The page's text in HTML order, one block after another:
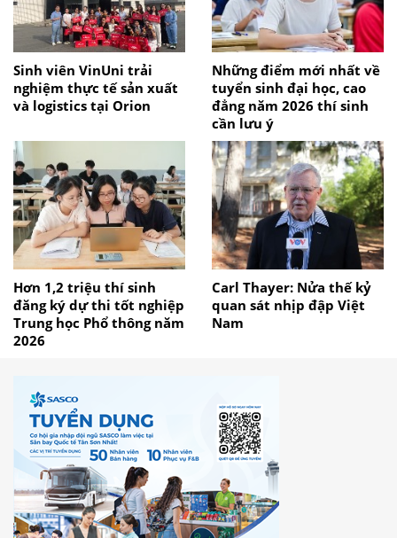
Sinh viên VinUni trải
nghiệm thực tế sản xuất
và logistics tại Orion
Những điểm mới nhất về
tuyển sinh đại học, cao
đẳng năm 2026 thí sinh
cần lưu ý
Hơn 1,2 triệu thí sinh
đăng ký dự thi tốt nghiệp
Trung học Phổ thông năm
2026
Carl Thayer: Nửa thế kỷ
quan sát nhịp đập Việt
Nam